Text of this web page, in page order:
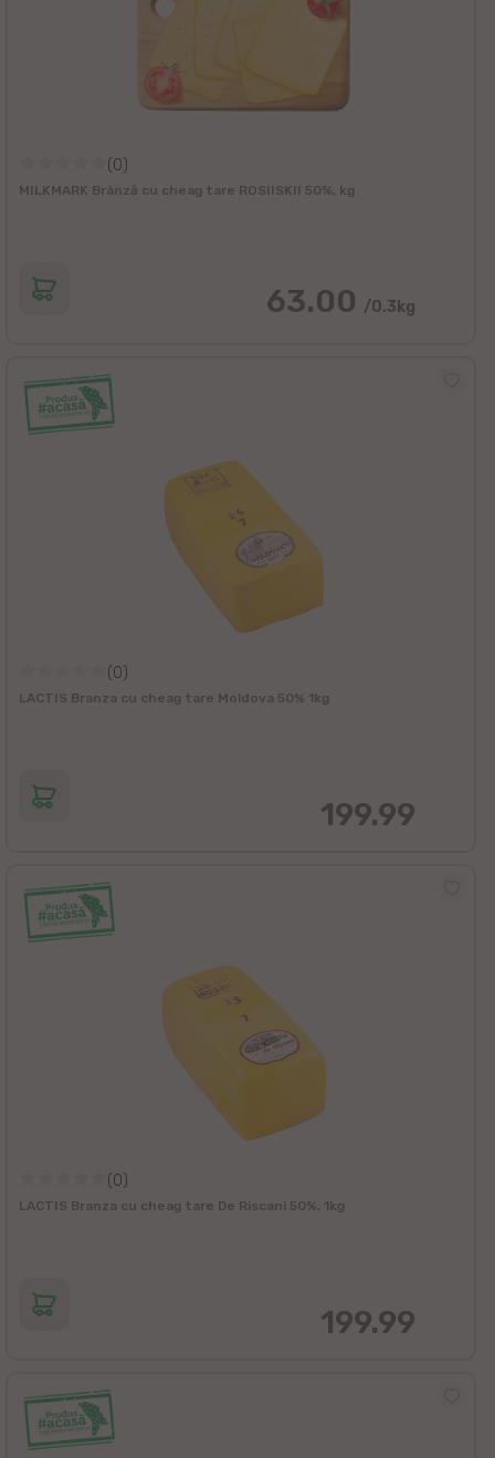
(0)
MILKMARK Brânză cu cheag tare ROSIISKII 50%, kg
63.00 /0.3kg
(0)
LACTIS Branza cu cheag tare Moldova 50% 1kg
199.99
(0)
LACTIS Branza cu cheag tare De Riscani 50%, 1kg
199.99